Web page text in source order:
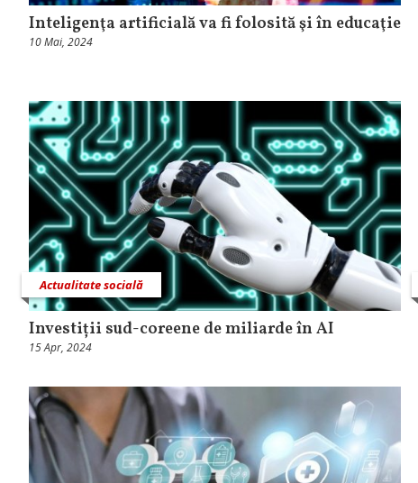
Inteligenţa artificială va fi folosită şi în educaţie
10 Mai, 2024
Actualitate socială
Investiții sud-coreene de miliarde în AI
15 Apr, 2024